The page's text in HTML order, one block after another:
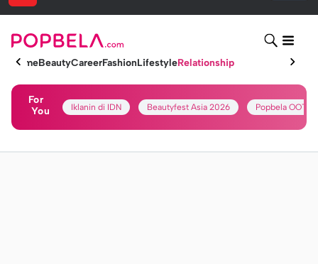
HomeBeautyCareerFashionLifestyleRelationship
For
You
Iklanin di IDN Beautyfest Asia 2026 Popbela OOTD